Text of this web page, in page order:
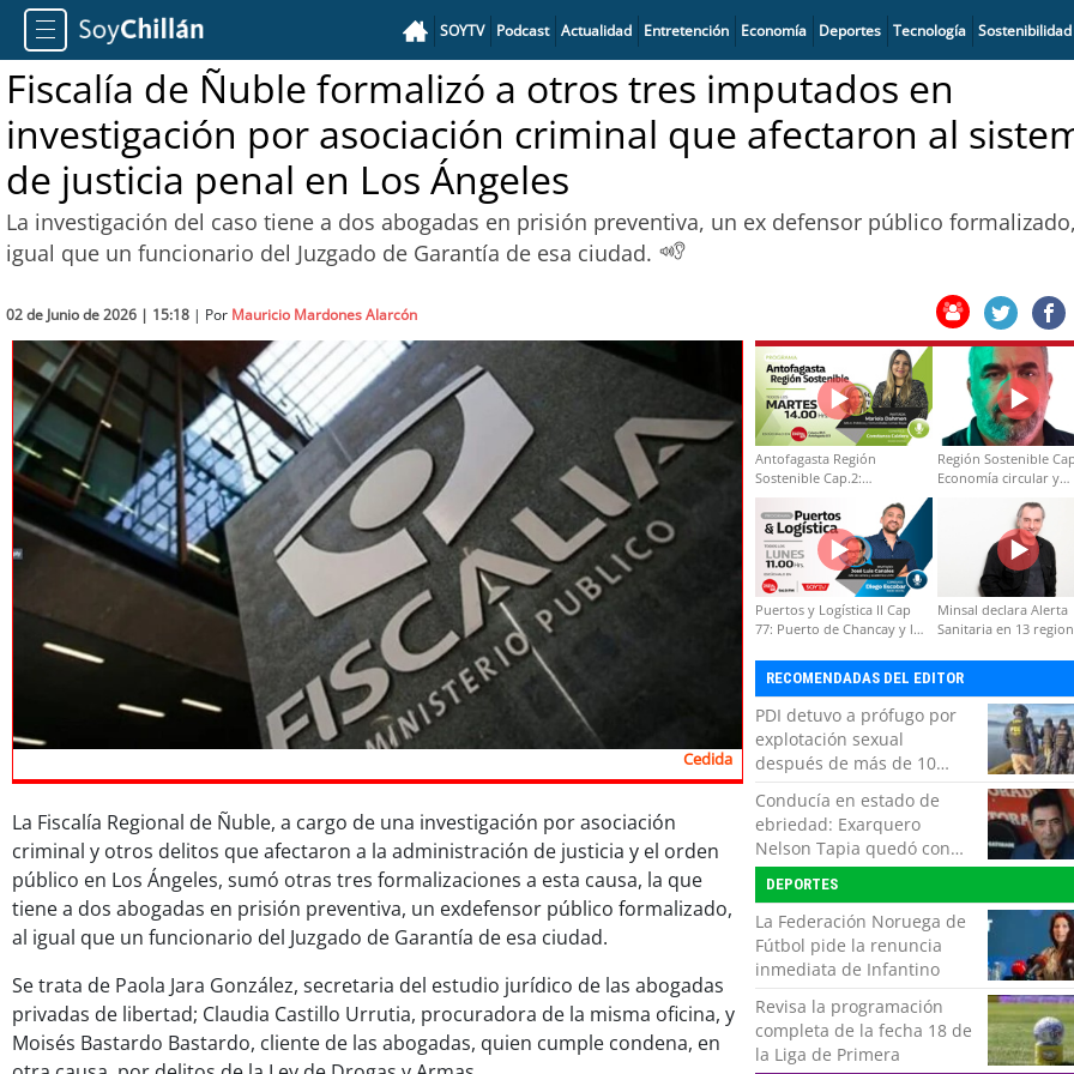
SOYTV Podcast Actualidad Entretención Economía Deportes Tecnología Sostenibilidad
Fiscalía de Ñuble formalizó a otros tres imputados en
investigación por asociación criminal que afectaron al
de justicia penal en Los Ángeles
La investigación del caso tiene a dos abogadas en prisión preventiva, un ex defensor público
igual que un funcionario del Juzgado de Garantía de esa ciudad.
02 de Junio de 2026 | 15:18 | Por Mauricio Mardones Alarcón
Cedida
La Fiscalía Regional de Ñuble, a cargo de una investigación por asociación
criminal y otros delitos que afectaron a la administración de justicia y el orden
público en Los Ángeles, sumó otras tres formalizaciones a esta causa, la que
tiene a dos abogadas en prisión preventiva, un exdefensor público formalizado,
al igual que un funcionario del Juzgado de Garantía de esa ciudad.
Se trata de Paola Jara González, secretaria del estudio jurídico de las abogadas
privadas de libertad; Claudia Castillo Urrutia, procuradora de la misma oficina, y
Moisés Bastardo Bastardo, cliente de las abogadas, quien cumple condena, en
Antofagasta Región
Sostenible Cap.2:
Educación ambiental y
formación de capacidades
técnicas
Región Sostenible
Economía circular y
Puertos y Logística II Cap
77: Puerto de Chancay y la
Minsal declara Alerta
Sanitaria en 13
RECOMENDADAS DEL EDITOR
PDI detuvo a prófugo por
explotación sexual
después de más de 10
horas de navegación en la
zona austral
Conducía en estado de
ebriedad: Exarquero
Nelson Tapia quedó con
lesiones graves tras
accidente vehicular
DEPORTES
La Federación Noruega de
Fútbol pide la renuncia
inmediata de Infantino
Revisa la programación
completa de la fecha 18 de
la Liga de Primera